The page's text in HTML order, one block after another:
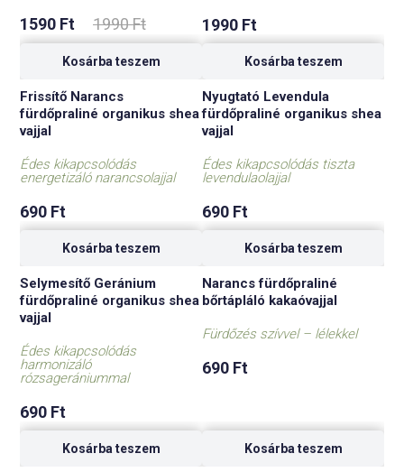
1990Ft
price
was:
1990 Ft.
1590 Ft
price
is:
1590 Ft.
Kosárba teszem
1990 Ft
Kosárba teszem
Frissítő Narancs
fürdőpraliné organikus shea
vajjal
Édes kikapcsolódás
energetizáló narancsolajjal
690 Ft
Kosárba teszem
Nyugtató Levendula
fürdőpraliné organikus shea
vajjal
Édes kikapcsolódás tiszta
levendulaolajjal
690 Ft
Kosárba teszem
Selymesítő Geránium
fürdőpraliné organikus shea
vajjal
Édes kikapcsolódás
harmonizáló
rózsagerániummal
690 Ft
Kosárba teszem
Narancs fürdőpraliné
bőrtápláló kakaóvajjal
Fürdőzés szívvel – lélekkel
690 Ft
Kosárba teszem